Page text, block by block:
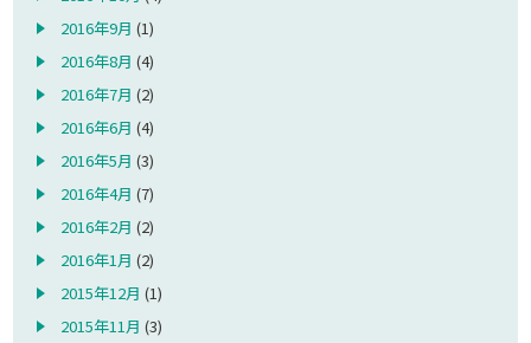
2016年9月 (1)
2016年8月 (4)
2016年7月 (2)
2016年6月 (4)
2016年5月 (3)
2016年4月 (7)
2016年2月 (2)
2016年1月 (2)
2015年12月 (1)
2015年11月 (3)